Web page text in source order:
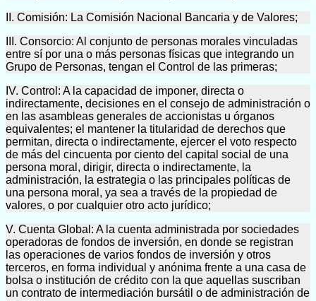
II. Comisión: La Comisión Nacional Bancaria y de Valores;
III. Consorcio: Al conjunto de personas morales vinculadas
entre sí por una o más personas físicas que integrando un
Grupo de Personas, tengan el Control de las primeras;
IV. Control: A la capacidad de imponer, directa o
indirectamente, decisiones en el consejo de administración o
en las asambleas generales de accionistas u órganos
equivalentes; el mantener la titularidad de derechos que
permitan, directa o indirectamente, ejercer el voto respecto
de más del cincuenta por ciento del capital social de una
persona moral, dirigir, directa o indirectamente, la
administración, la estrategia o las principales políticas de
una persona moral, ya sea a través de la propiedad de
valores, o por cualquier otro acto jurídico;
V. Cuenta Global: A la cuenta administrada por sociedades
operadoras de fondos de inversión, en donde se registran
las operaciones de varios fondos de inversión y otros
terceros, en forma individual y anónima frente a una casa de
bolsa o institución de crédito con la que aquellas suscriban
un contrato de intermediación bursátil o de administración de